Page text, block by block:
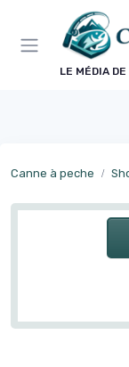
LE MÉDIA
Canne à peche
Panneau de